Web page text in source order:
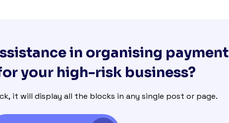
in organising payment
your high-risk business?
it will display all the blocks in any single post or page.